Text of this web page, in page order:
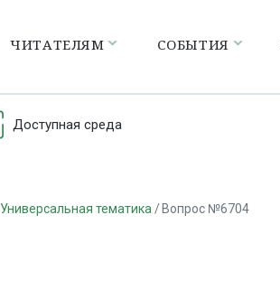
ЧИТАТЕЛЯМ СОБЫТИЯ
Доступная среда
Универсальная тематика Вопрос №6704